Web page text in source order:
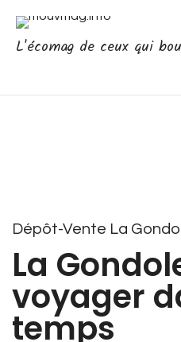
L'écomag de ceux qui
Dépôt-Vente La
La
voyager
temps